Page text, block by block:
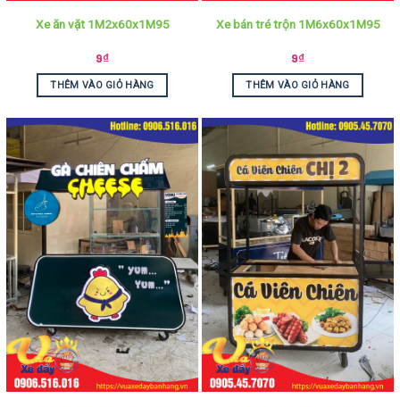
Xe ăn vặt 1M2x60x1M95
9₫
THÊM VÀO GIỎ HÀNG
Xe bán tré trộn 1M6x60x1M95
9₫
THÊM VÀO GIỎ HÀNG